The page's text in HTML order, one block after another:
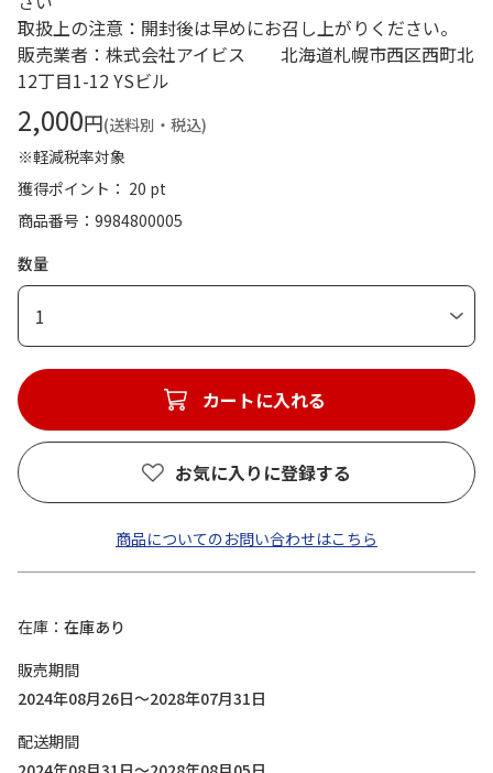
取扱上の注意：開封後は早めにお召し上がりください。
販売業者：株式会社アイビス 北海道札幌市西区西町北
12丁目1-12 YSビル
2,000円(送料別・税込)
※軽減税率対象
獲得ポイント： 20 pt
商品番号
9984800005
数量
1
カートに入れる
お気に入りに登録する
商品についてのお問い合わせはこちら
在庫
在庫あり
販売期間
2024年08月26日～2028年07月31日
配送期間